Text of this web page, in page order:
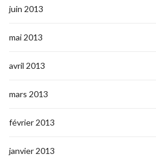
juin 2013
mai 2013
avril 2013
mars 2013
février 2013
janvier 2013